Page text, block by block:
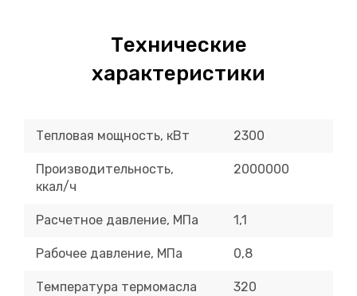
Технические
характеристики
Тепловая мощность, кВт 2300
Производительность,
ккал/ч
2000000
Расчетное давление, МПа 1,1
Рабочее давление, МПа 0,8
Температура термомасла
320